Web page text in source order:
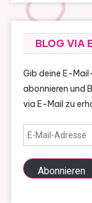
BLOG VIA
Gib deine E-
abonnieren und
via E-Mail zu
E-
Mail-
Adresse
Abonnieren